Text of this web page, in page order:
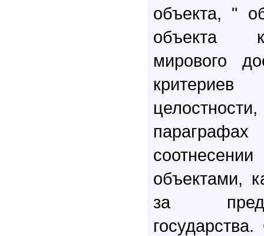
объекта, "
объекта
мирового
объектами,
за